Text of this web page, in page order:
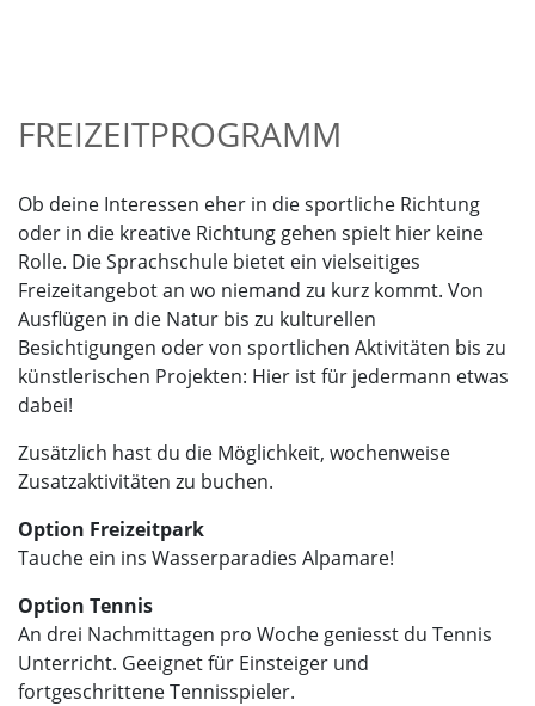
FREIZEITPROGRAMM
Ob deine Interessen eher in die sportliche Richtung
oder in die kreative Richtung gehen spielt hier keine
Rolle. Die Sprachschule bietet ein vielseitiges
Freizeitangebot an wo niemand zu kurz kommt. Von
Ausflügen in die Natur bis zu kulturellen
Besichtigungen oder von sportlichen Aktivitäten bis zu
künstlerischen Projekten: Hier ist für jedermann etwas
dabei!
Zusätzlich hast du die Möglichkeit, wochenweise
Zusatzaktivitäten zu buchen.
Option Freizeitpark
Tauche ein ins Wasserparadies Alpamare!
Option Tennis
An drei Nachmittagen pro Woche geniesst du Tennis
Unterricht. Geeignet für Einsteiger und
fortgeschrittene Tennisspieler.